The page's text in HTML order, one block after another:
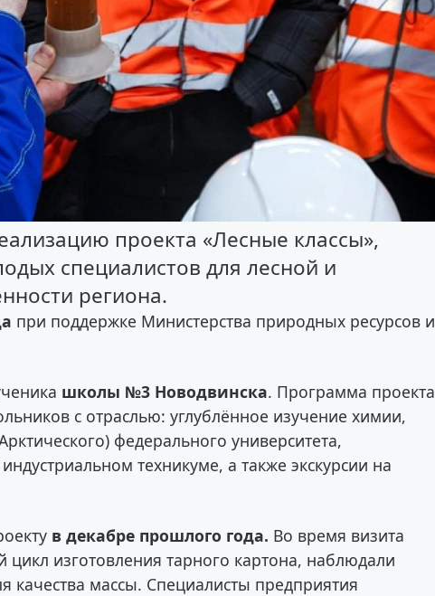
проекта «Лесные классы»,
специалистов для лесной и
региона.
при поддержке Министерства природных ресурсов и
школы №3 Новодвинска. Программа проекта
с отраслью: углублённое изучение химии,
федерального университета,
техникуме, а также экскурсии на
в декабре прошлого года. Во время визита
цикл изготовления тарного картона, наблюдали
качества массы. Специалисты предприятия